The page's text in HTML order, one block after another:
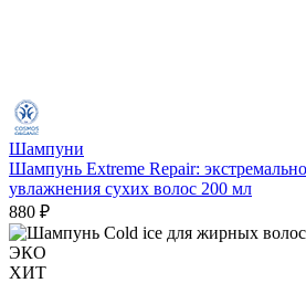
Шампуни
Шампунь Extreme Repair:
увлажнения сухих волос 200 мл
880 ₽
ЭКО
ХИТ